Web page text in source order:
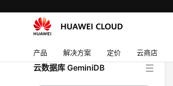
产品 解决方案 定价 云商店
云数据库 GeminiDB